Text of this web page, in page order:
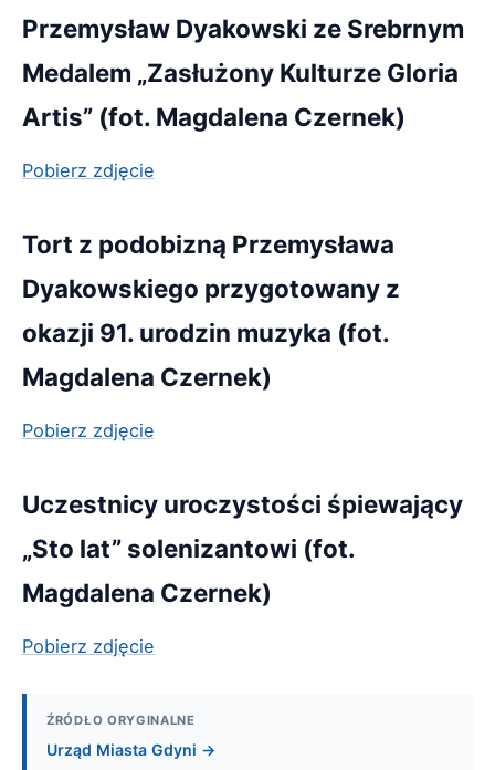
Przemysław Dyakowski ze Srebrnym
Medalem „Zasłużony Kulturze Gloria
Artis” (fot. Magdalena Czernek)
Pobierz zdjęcie
Tort z podobizną Przemysława
Dyakowskiego przygotowany z
okazji 91. urodzin muzyka (fot.
Magdalena Czernek)
Pobierz zdjęcie
Uczestnicy uroczystości śpiewający
„Sto lat” solenizantowi (fot.
Magdalena Czernek)
Pobierz zdjęcie
ŹRÓDŁO ORYGINALNE
Urząd Miasta Gdyni →